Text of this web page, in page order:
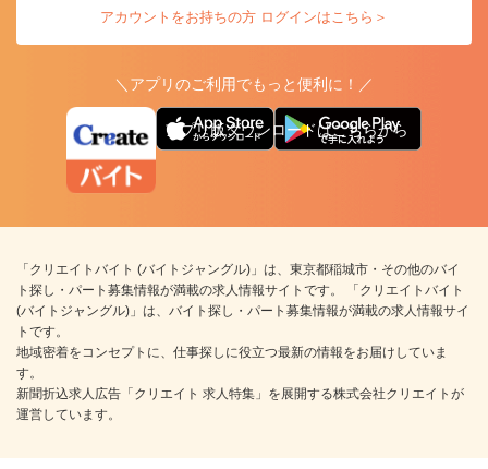
アカウントをお持ちの方 ログインはこちら＞
＼アプリのご利用でもっと便利に！／
アプリ版ダウンロードはこちらから
「クリエイトバイト (バイトジャングル)」は、東京都稲城市・その他のバイ
ト探し・パート募集情報が満載の求人情報サイトです。 「クリエイトバイト
(バイトジャングル)」は、バイト探し・パート募集情報が満載の求人情報サイ
トです。
地域密着をコンセプトに、仕事探しに役立つ最新の情報をお届けしていま
す。
新聞折込求人広告「クリエイト 求人特集」を展開する株式会社クリエイトが
運営しています。